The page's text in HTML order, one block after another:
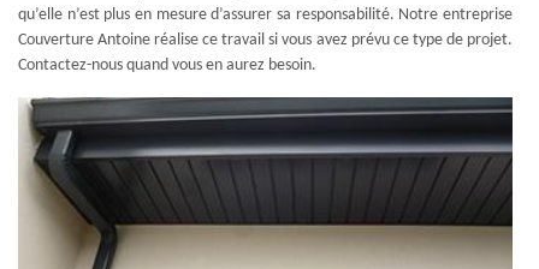
qu’elle n’est plus en mesure d’assurer sa responsabilité. Notre entreprise
Couverture Antoine réalise ce travail si vous avez prévu ce type de projet.
Contactez-nous quand vous en aurez besoin.